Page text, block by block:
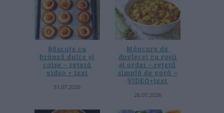
Băscuțe cu
brânză dulce și
caise – rețetă
video + text
31.07.2026
Mâncare de
dovlecei cu roșii
și ardei – rețetă
simplă de vară –
VIDEO+text
28.07.2026